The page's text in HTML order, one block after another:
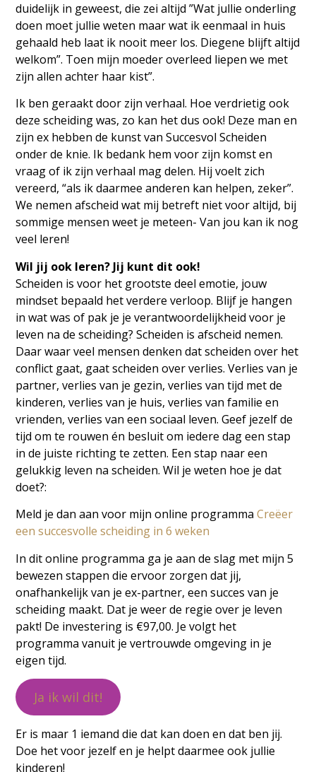
duidelijk in geweest, die zei altijd ”Wat jullie onderling
doen moet jullie weten maar wat ik eenmaal in huis
gehaald heb laat ik nooit meer los. Diegene blijft altijd
welkom”. Toen mijn moeder overleed liepen we met
zijn allen achter haar kist”.
Ik ben geraakt door zijn verhaal. Hoe verdrietig ook
deze scheiding was, zo kan het dus ook! Deze man en
zijn ex hebben de kunst van Succesvol Scheiden
onder de knie. Ik bedank hem voor zijn komst en
vraag of ik zijn verhaal mag delen. Hij voelt zich
vereerd, “als ik daarmee anderen kan helpen, zeker”.
We nemen afscheid wat mij betreft niet voor altijd, bij
sommige mensen weet je meteen- Van jou kan ik nog
veel leren!
Wil jij ook leren? Jij kunt dit ook!
Scheiden is voor het grootste deel emotie, jouw
mindset bepaald het verdere verloop. Blijf je hangen
in wat was of pak je je verantwoordelijkheid voor je
leven na de scheiding? Scheiden is afscheid nemen.
Daar waar veel mensen denken dat scheiden over het
conflict gaat, gaat scheiden over verlies. Verlies van je
partner, verlies van je gezin, verlies van tijd met de
kinderen, verlies van je huis, verlies van familie en
vrienden, verlies van een sociaal leven. Geef jezelf de
tijd om te rouwen én besluit om iedere dag een stap
in de juiste richting te zetten. Een stap naar een
gelukkig leven na scheiden. Wil je weten hoe je dat
doet?:
Meld je dan aan voor mijn online programmaCreëer
een succesvolle scheiding in 6 weken
In dit online programma ga je aan de slag met mijn 5
bewezen stappen die ervoor zorgen dat jij,
onafhankelijk van je ex-partner, een succes van je
scheiding maakt. Dat je weer de regie over je leven
pakt! De investering is €97,00. Je volgt het
programma vanuit je vertrouwde omgeving in je
eigen tijd.
Ja ik wil dit!
Er is maar 1 iemand die dat kan doen en dat ben jij.
Doe het voor jezelf en je helpt daarmee ook jullie
kinderen!